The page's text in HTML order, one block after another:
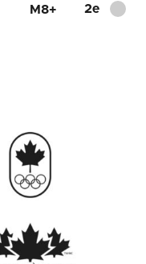
M8+ 2e